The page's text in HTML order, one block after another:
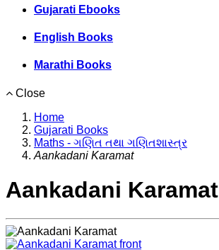
Gujarati Ebooks
English Books
Marathi Books
Close
Home
Gujarati Books
Maths - ગણિત તથા ગણિતશાસ્ત્ર
Aankadani Karamat
Aankadani Karamat